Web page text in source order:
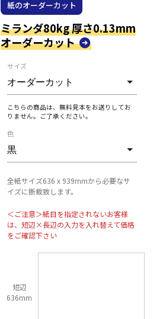
紙のオーダーカット
ミランダ80kg 厚さ0.13mm
オーダーカット
サイズ
こちらの商品は、無料見本をお送りしてお
りません。ご了承ください。
色
全紙サイズ636 x 939mmから必要なサ
イズに断裁致します。
＜ご注意＞紙目を指定されないお客様
は、短辺×長辺の入力を入れ替えて価格
をご確認下さい
短辺
636mm